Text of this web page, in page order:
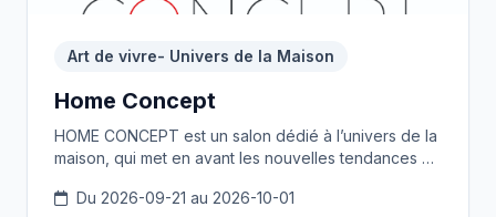
Art de vivre- Univers de la Maison
Home Concept
HOME CONCEPT est un salon dédié à l’univers de la
maison, qui met en avant les nouvelles tendances en
construction et de technologies domestiques. Pensé
Du 2026-09-21 au 2026-10-01